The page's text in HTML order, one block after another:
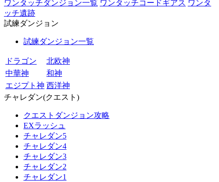
ワンタッチダンジョン一覧 ワンタッチコードギアス ワンタ
ッチ遺跡
試練ダンジョン
試練ダンジョン一覧
ドラゴン
北欧神
中華神
和神
エジプト神 西洋神
チャレダン(クエスト)
クエストダンジョン攻略
EXラッシュ
チャレダン5
チャレダン4
チャレダン3
チャレダン2
チャレダン1